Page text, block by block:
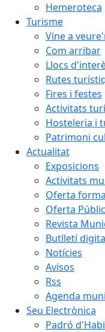
Hemeroteca
Turisme
Vine a
Com arribar
Llocs
Rutes
Fires i festes
Activitats
Hosteleria i
Patrimoni
Actualitat
Exposicions
Activitats
Oferta
Oferta
Revista
Butlletí
Notícies
Avisos
Rss
Agenda
Seu Electrònica
Padró